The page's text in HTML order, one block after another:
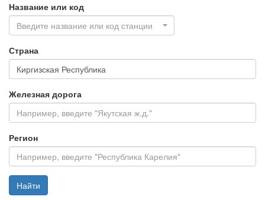
Название или код
Введите название или код станции
Страна
Железная дорога
Регион
Найти